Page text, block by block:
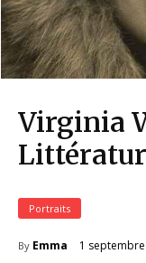
Virginia
Portraits
By Emma 1